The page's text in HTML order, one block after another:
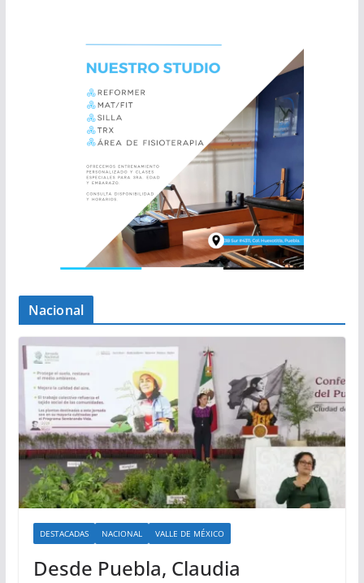
Nacional
DESTACADAS NACIONAL VALLE DE MÉXICO
Desde Puebla, Claudia